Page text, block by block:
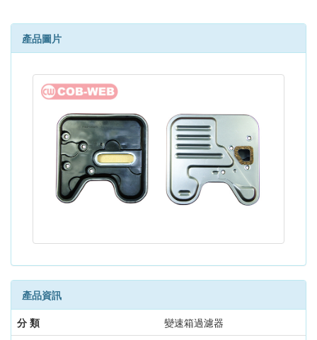
產品圖片
產品資訊
分 類
變速箱過濾器